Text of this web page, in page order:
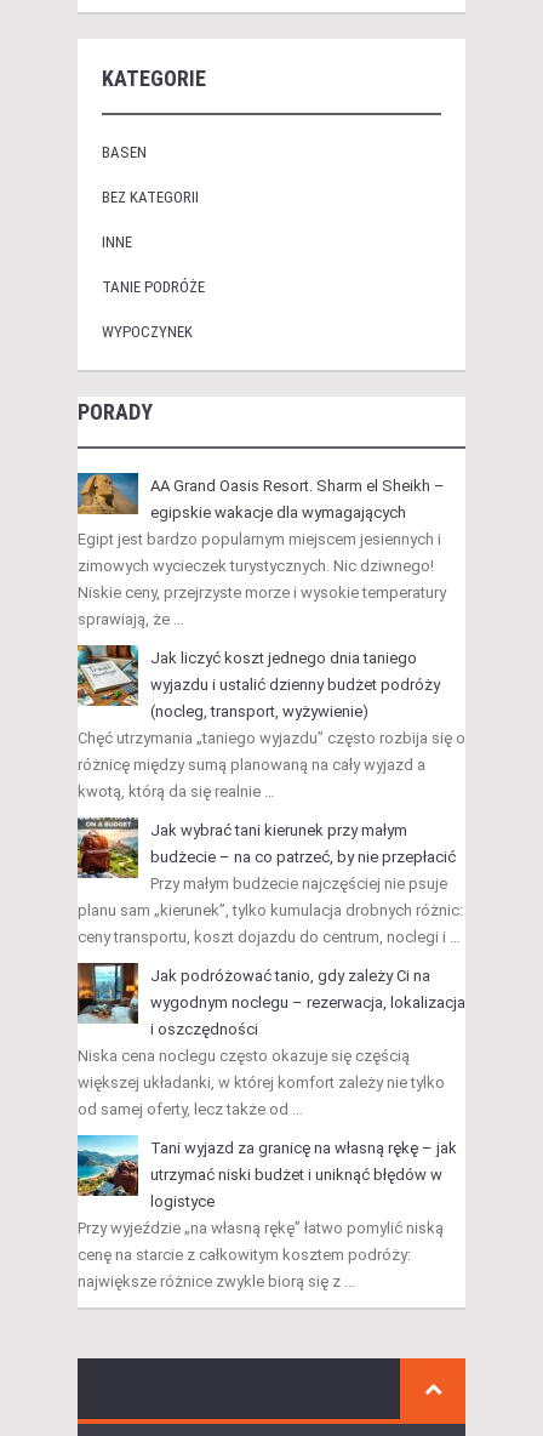
KATEGORIE
BASEN
BEZ KATEGORII
INNE
TANIE PODRÓŻE
WYPOCZYNEK
PORADY
AA Grand Oasis Resort. Sharm el Sheikh –
egipskie wakacje dla wymagających
Egipt jest bardzo popularnym miejscem jesiennych i
zimowych wycieczek turystycznych. Nic dziwnego!
Niskie ceny, przejrzyste morze i wysokie temperatury
sprawiają, że …
Jak liczyć koszt jednego dnia taniego
wyjazdu i ustalić dzienny budżet podróży
(nocleg, transport, wyżywienie)
Chęć utrzymania „taniego wyjazdu” często rozbija się o
różnicę między sumą planowaną na cały wyjazd a
kwotą, którą da się realnie …
Jak wybrać tani kierunek przy małym
budżecie – na co patrzeć, by nie przepłacić
Przy małym budżecie najczęściej nie psuje
planu sam „kierunek”, tylko kumulacja drobnych różnic:
ceny transportu, koszt dojazdu do centrum, noclegi i …
Jak podróżować tanio, gdy zależy Ci na
wygodnym noclegu – rezerwacja, lokalizacja
i oszczędności
Niska cena noclegu często okazuje się częścią
większej układanki, w której komfort zależy nie tylko
od samej oferty, lecz także od …
Tani wyjazd za granicę na własną rękę – jak
utrzymać niski budżet i uniknąć błędów w
logistyce
Przy wyjeździe „na własną rękę” łatwo pomylić niską
cenę na starcie z całkowitym kosztem podróży:
największe różnice zwykle biorą się z …